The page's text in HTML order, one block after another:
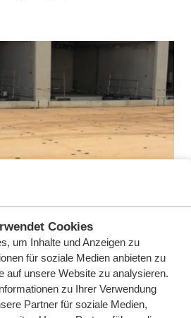
Cookies
um Inhalte und Anzeigen zu
für soziale Medien anbieten zu
auf unsere Website zu analysieren.
zu Ihrer Verwendung
Partner für soziale Medien,
von Wagenborg sind leicht,